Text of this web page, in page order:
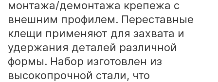
монтажа/демонтажа крепежа с
внешним профилем. Переставные
клещи применяют для захвата и
удержания деталей различной
формы. Набор изготовлен из
высокопрочной стали, что